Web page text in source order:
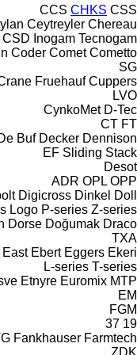
CCS CHKS CSS
Ceytreyler Chereau
CSD Inogam Tecnogam
Coder Comet Cometto
SG
Fruehauf Cuppers
LVO
CynkoMet D-Tec
CT FT
Buf Decker Dennison
EF Sliding Stack
Desot
ADR OPL OPP
Digicross Dinkel Doll
Logo P-series Z-series
Dorse Doğumak Draco
TXA
East Ebert Eggers Ekeri
L-series T-series
Etnyre Euromix MTP
EM
FGM
19
37
Fankhauser Farmtech
ZDK